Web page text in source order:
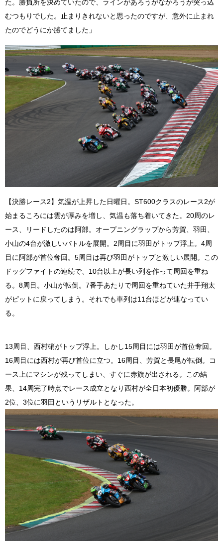
た。勝負所を決めていたので、ラインがあろうがなかろうが突っ込
むつもりでした。止まりきれないと思ったのですが、意外に止まれ
たのでどうにか勝てました」
【決勝レース2】気温が上昇した日曜日。ST600クラスのレース2が
始まるころには雲が厚みを増し、気温も落ち着いてきた。20周のレ
ース、リードしたのは阿部。オープニングラップから芳賀、羽田、
小山の4台が激しいバトルを展開。2周目に羽田がトップ浮上。4周
目に阿部が首位奪回。5周目は再び羽田がトップと激しい展開。この
ドッグファイトの連続で、10台以上が長い列を作って周回を重ね
る。8周目。小山が転倒。7番手あたりで周回を重ねていた井手翔太
がピットに戻ってしまう。それでも車列は11台ほどが連なってい
る。
13周目、西村硝がトップ浮上。しかし15周目には羽田が首位奪回。
16周目には西村が再び首位に立つ。16周目、芳賀と長尾が転倒。コ
ース上にマシンが残ってしまい、すぐに赤旗が出される。この結
果、14周完了時点でレース成立となり西村が全日本初優勝。阿部が
2位、3位に羽田というリザルトとなった。